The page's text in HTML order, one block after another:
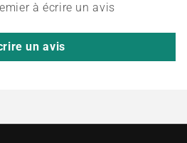
à écrire un avis
un avis